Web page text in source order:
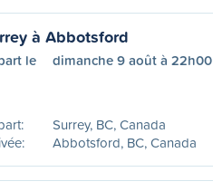
à Abbotsford
le dimanche 9 août à 22h00
Surrey, BC, Canada
Abbotsford, BC, Canada